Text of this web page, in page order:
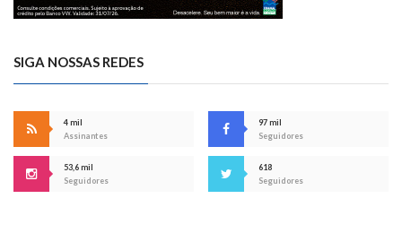
SIGA NOSSAS REDES
4 mil
Assinantes
97 mil
Seguidores
53,6 mil
Seguidores
618
Seguidores